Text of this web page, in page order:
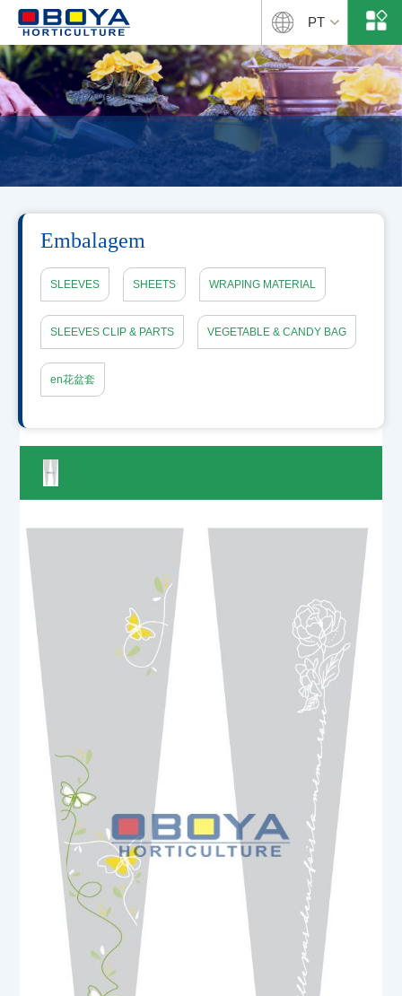
PT
Embalagem
SLEEVES SHEETS WRAPING MATERIAL
SLEEVES CLIP & PARTS VEGETABLE & CANDY BAG
en花盆套